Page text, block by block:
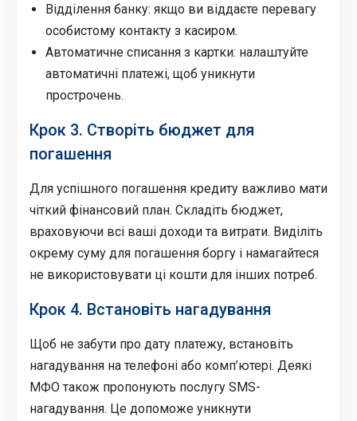
Відділення банку: якщо ви віддаєте перевагу
особистому контакту з касиром.
Автоматичне списання з картки: налаштуйте
автоматичні платежі, щоб уникнути
прострочень.
Крок 3. Створіть бюджет для
погашення
Для успішного погашення кредиту важливо мати
чіткий фінансовий план. Складіть бюджет,
враховуючи всі ваші доходи та витрати. Виділіть
окрему суму для погашення боргу і намагайтеся
не використовувати ці кошти для інших потреб.
Крок 4. Встановіть нагадування
Щоб не забути про дату платежу, встановіть
нагадування на телефоні або комп’ютері. Деякі
МФО також пропонують послугу SMS-
нагадування. Це допоможе уникнути